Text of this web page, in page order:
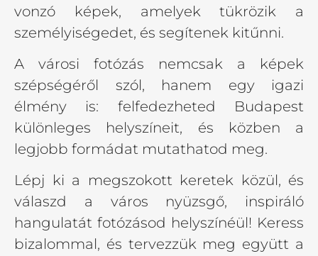
vonzó képek, amelyek tükrözik a
személyiségedet, és segítenek kitűnni.
A városi fotózás nemcsak a képek
szépségéről szól, hanem egy igazi
élmény is: felfedezheted Budapest
különleges helyszíneit, és közben a
legjobb formádat mutathatod meg.
Lépj ki a megszokott keretek közül, és
válaszd a város nyüzsgő, inspiráló
hangulatát fotózásod helyszínéül! Keress
bizalommal, és tervezzük meg együtt a